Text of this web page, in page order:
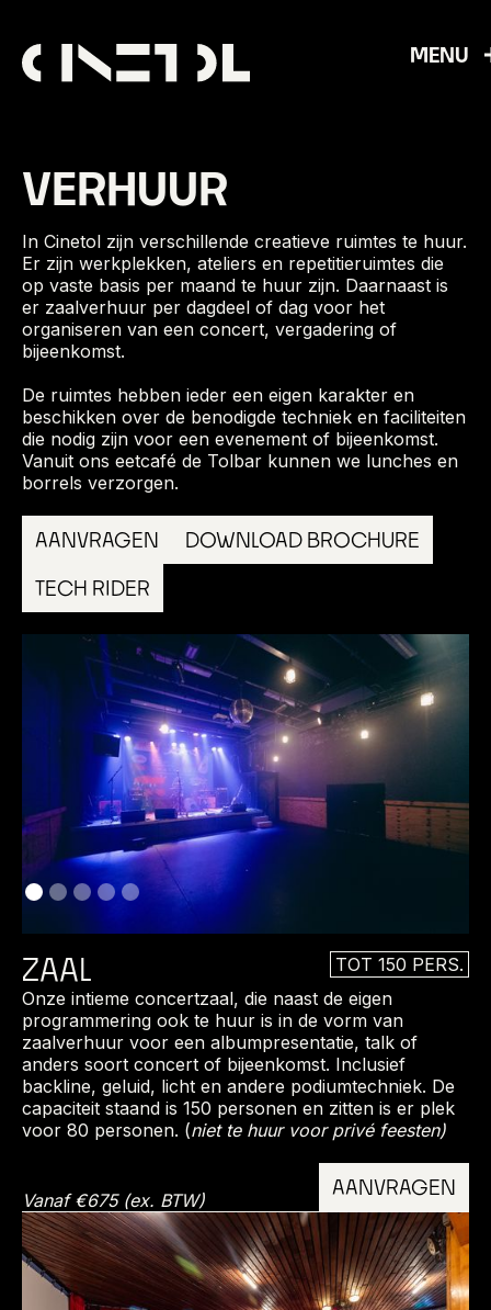
MENU
VERHUUR
In Cinetol zijn verschillende creatieve ruimtes te huur.
Er zijn werkplekken, ateliers en repetitieruimtes die
op vaste basis per maand te huur zijn. Daarnaast is
er zaalverhuur per dagdeel of dag voor het
organiseren van een concert, vergadering of
bijeenkomst.
De ruimtes hebben ieder een eigen karakter en
beschikken over de benodigde techniek en faciliteiten
die nodig zijn voor een evenement of bijeenkomst.
Vanuit ons eetcafé de Tolbar kunnen we lunches en
borrels verzorgen.
AANVRAGEN
DOWNLOAD BROCHURE
TECH RIDER
ZAAL
TOT 150 PERS.
Onze intieme concertzaal, die naast de eigen
programmering ook te huur is in de vorm van
zaalverhuur voor een albumpresentatie, talk of
anders soort concert of bijeenkomst. Inclusief
backline, geluid, licht en andere podiumtechniek. De
capaciteit staand is 150 personen en zitten is er plek
voor 80 personen. (niet te huur voor privé feesten)
Vanaf €675 (ex. BTW)
AANVRAGEN